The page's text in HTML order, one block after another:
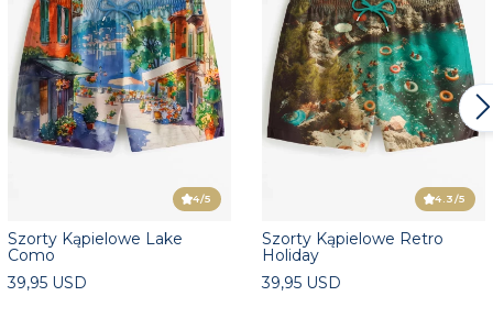
4/5
Szorty Kąpielowe Lake
Como
39,95 USD
4.3/5
Szorty Kąpielowe Retro
Holiday
39,95 USD